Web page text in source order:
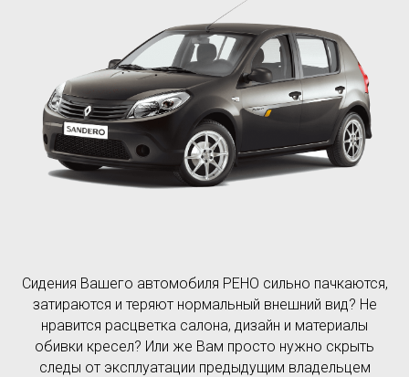
Сидения Вашего автомобиля РЕНО сильно пачкаются,
затираются и теряют нормальный внешний вид? Не
нравится расцветка салона, дизайн и материалы
обивки кресел? Или же Вам просто нужно скрыть
следы от эксплуатации предыдущим владельцем